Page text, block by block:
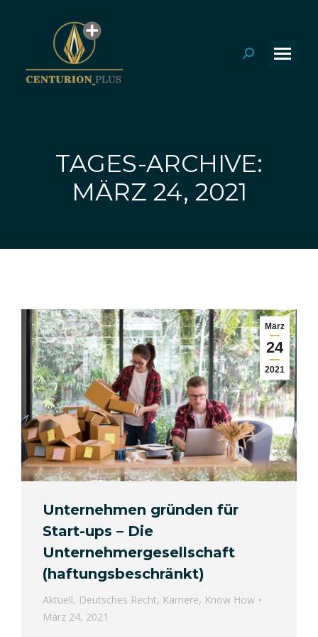
Search:
TAGES-ARCHIVE:
MÄRZ 24, 2021
Sie befinden sich hier:
März
24
2021
Unternehmen gründen für
Start-ups – Die
Unternehmergesellschaft
(haftungsbeschränkt)
Aktuell, Deutsches Recht, Karriere, Know How
März 24, 2021